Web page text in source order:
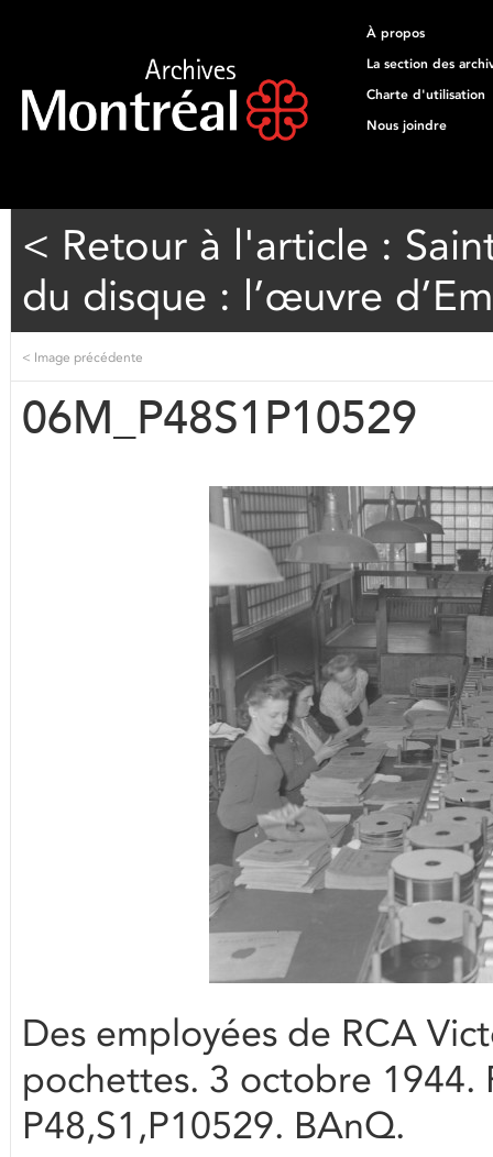
À propos
La section des
Charte d'utilisation
Nous joindre
< Retour à l'article :
du disque : l’œuvre
< Image précédente
06M_P48S1P10529
Des employées de RCA
pochettes. 3 octobre 1944.
P48,S1,P10529. BAnQ.